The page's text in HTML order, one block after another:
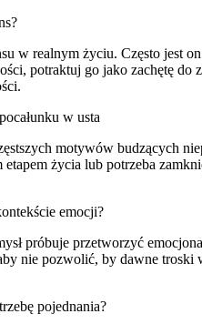
w realnym życiu. Często
potraktuj go jako zachętę do
w usta
motywów budzących
życia lub potrzeba
emocji?
próbuje przetworzyć
nie pozwolić, by dawne troski
pojednania?